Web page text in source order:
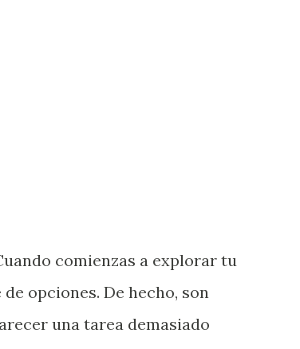
comienzas a explorar tu
opciones. De hecho, son
una tarea demasiado